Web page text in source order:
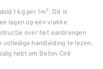
1 kg per 1m². Dit is
lagen op een vlakke
over het aanbrengen
volledige handleiding te lezen.
hebt om Beton Ciré